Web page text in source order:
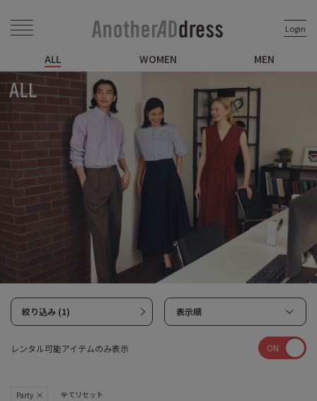
Login
ALL WOMEN MEN
絞り込み (1) 表示順
レンタル可能アイテムのみ表示 ON
Party 全てリセット